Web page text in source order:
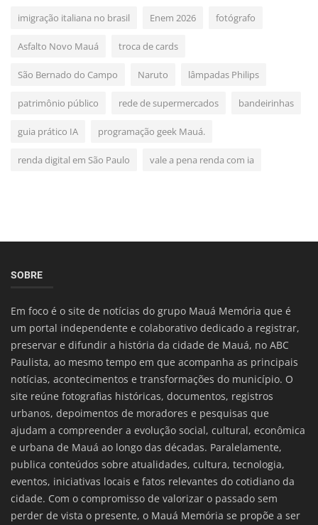
imigração italiana no brasil Enem 2026 fotógrafo
Asfalto Novo Mauá troca de cards
São Bernado do Campo Naruto lâmpadas Philips
patrimônio público rede de supermercados bandeirinhas
guia prático IA programação geek Mauá.
renda digital em São Paulo vale a pena renda com ia
SOBRE
Em foco é o site de notícias do grupo Mauá Memória que é
um portal independente e colaborativo dedicado a registrar,
preservar e difundir a história da cidade de Mauá, no ABC
Paulista, ao mesmo tempo em que acompanha as principais
notícias, acontecimentos e transformações do município. O
site reúne fotografias históricas, documentos, registros
urbanos, depoimentos de moradores e pesquisas que
ajudam a compreender a evolução social, cultural, econômica
e urbana de Mauá ao longo das décadas. Paralelamente,
publica conteúdos sobre atualidades, cultura, tecnologia,
eventos, iniciativas locais e fatos relevantes do cotidiano da
cidade. Com o compromisso de valorizar o passado sem
perder de vista o presente, o Mauá Memória se propõe a ser